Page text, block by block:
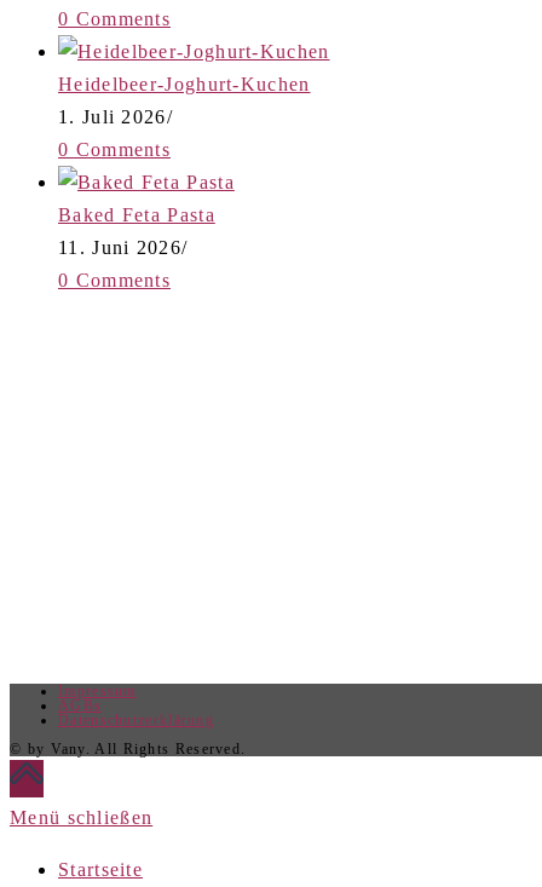
0 Comments
Heidelbeer-Joghurt-Kuchen
1. Juli 2026/
0 Comments
Baked Feta Pasta
11. Juni 2026/
0 Comments
Impressum
AGBs
Datenschutzerklärung
© by Vany. All Rights Reserved.
Menü schließen
Startseite